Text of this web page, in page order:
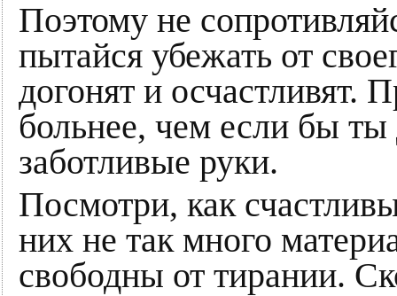
Поэтому не
пытайся убежать от
догонят и осчастливят.
больнее, чем если бы ты
заботливые руки.
Посмотри, как
них не так много
свободны от тирании.